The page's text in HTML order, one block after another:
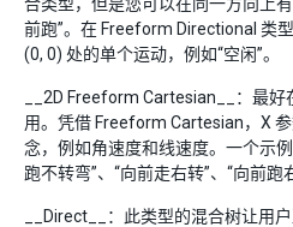
前跑”。在 Freeform Directional 类
(0, 0) 处的单个运动，例如“空闲”。
__2D Freeform Cartesian__：最
用。凭借 Freeform Cartesian，X
念，例如角速度和线速度。一个示
跑不转弯”、“向前走右转”、“向前跑
__Direct__：此类型的混合树让用